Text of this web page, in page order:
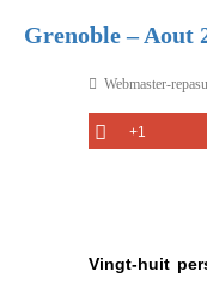
Grenoble – Aout
Webmaster-
+1
Vingt-huit